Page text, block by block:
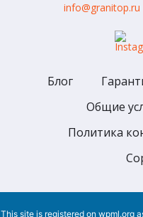
info@granitop.ru
Блог
Общие
Политика
This site is registered on wpml.org